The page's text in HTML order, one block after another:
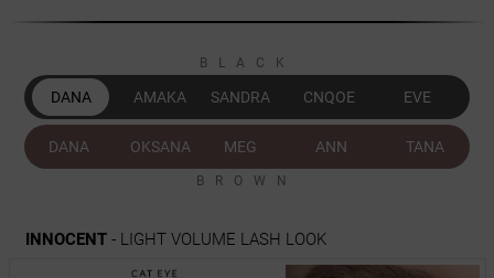
BLACK
DANA AMAKA SANDRA CNQOE EVE
DANA OKSANA MEG ANN TANA
BROWN
INNOCENT- LIGHT VOLUME LASH LOOK